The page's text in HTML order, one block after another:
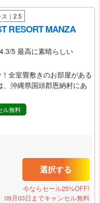
｜2.5
RESORT MANZA
4.3/5 最高に素晴らしい
全室畳敷きのお部屋がある
沖縄県国頭郡恩納村にあ
ル無料
選択する
今ならセール25%OFF!
09月03日までキャンセル無料